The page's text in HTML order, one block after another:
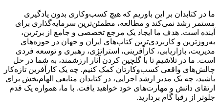
ما در کتابدان بر این باوریم که هیچ کسب‌وکاری بدون یادگیری
مستمر رشد نمی‌کند و مطالعه، مطمئن‌ترین سرمایه‌گذاری برای
آینده است. هدف ما ایجاد یک مرجع تخصصی و جامع از برترین،
به‌روزترین و کاربردی‌ترین کتاب‌های ایران و جهان در حوزه‌های
مدیریت، بازاریابی، کارآفرینی، استراتژی، رهبری و توسعه فردی
است. ما در تلاشیم تا با گلچین کردن آثار ارزشمند، به شما در حل
چالش‌های واقعی کسب‌وکارتان کمک کنیم. چه یک کارآفرین تازه‌کار
باشید، چه یک مدیر ارشد اجرایی، در کتابدان منابعی الهام‌بخش برای
ارتقای دانش و مهارت‌های خود خواهید یافت. با ما، همواره یک قدم
جلوتر از رقبا گام بردارید.